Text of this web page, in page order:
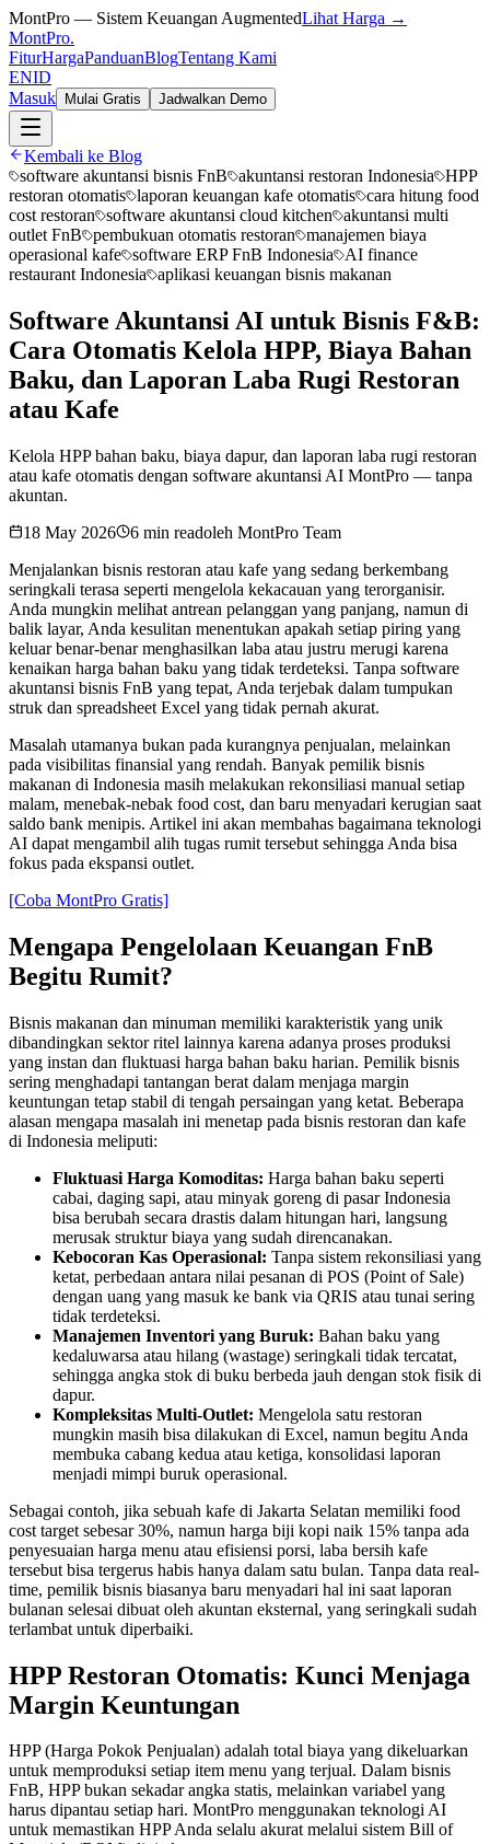
MontPro — Sistem Keuangan AugmentedLihat Harga →
MontPro.
FiturHargaPanduanBlogTentang Kami
ENID
Masuk
Mulai Gratis Jadwalkan Demo
Kembali ke Blog
software akuntansi bisnis FnB
akuntansi restoran Indonesia
HPP
restoran otomatis laporan keuangan kafe otomatis cara hitung food
cost restoran
software akuntansi cloud kitchen
akuntansi multi
outlet FnB
pembukuan otomatis restoran
manajemen biaya
operasional kafe software ERP FnB Indonesia
AI finance
restaurant Indonesia
aplikasi keuangan bisnis makanan
Software Akuntansi AI untuk Bisnis F&B:
Cara Otomatis Kelola HPP, Biaya Bahan
Baku, dan Laporan Laba Rugi Restoran
atau Kafe
Kelola HPP bahan baku, biaya dapur, dan laporan laba rugi restoran
atau kafe otomatis dengan software akuntansi AI MontPro — tanpa
akuntan.
18 May 2026
6 min readoleh MontPro Team
Menjalankan bisnis restoran atau kafe yang sedang berkembang
seringkali terasa seperti mengelola kekacauan yang terorganisir.
Anda mungkin melihat antrean pelanggan yang panjang, namun di
balik layar, Anda kesulitan menentukan apakah setiap piring yang
keluar benar-benar menghasilkan laba atau justru merugi karena
kenaikan harga bahan baku yang tidak terdeteksi. Tanpa software
akuntansi bisnis FnB yang tepat, Anda terjebak dalam tumpukan
struk dan spreadsheet Excel yang tidak pernah akurat.
Masalah utamanya bukan pada kurangnya penjualan, melainkan
pada visibilitas finansial yang rendah. Banyak pemilik bisnis
makanan di Indonesia masih melakukan rekonsiliasi manual setiap
malam, menebak-nebak food cost, dan baru menyadari kerugian saat
saldo bank menipis. Artikel ini akan membahas bagaimana teknologi
AI dapat mengambil alih tugas rumit tersebut sehingga Anda bisa
fokus pada ekspansi outlet.
[Coba MontPro Gratis]
Mengapa Pengelolaan Keuangan FnB
Begitu Rumit?
Bisnis makanan dan minuman memiliki karakteristik yang unik
dibandingkan sektor ritel lainnya karena adanya proses produksi
yang instan dan fluktuasi harga bahan baku harian. Pemilik bisnis
sering menghadapi tantangan berat dalam menjaga margin
keuntungan tetap stabil di tengah persaingan yang ketat. Beberapa
alasan mengapa masalah ini menetap pada bisnis restoran dan kafe
di Indonesia meliputi:
Fluktuasi Harga Komoditas: Harga bahan baku seperti
cabai, daging sapi, atau minyak goreng di pasar Indonesia
bisa berubah secara drastis dalam hitungan hari, langsung
merusak struktur biaya yang sudah direncanakan.
Kebocoran Kas Operasional: Tanpa sistem rekonsiliasi yang
ketat, perbedaan antara nilai pesanan di POS (Point of Sale)
dengan uang yang masuk ke bank via QRIS atau tunai sering
tidak terdeteksi.
Manajemen Inventori yang Buruk: Bahan baku yang
kedaluwarsa atau hilang (wastage) seringkali tidak tercatat,
sehingga angka stok di buku berbeda jauh dengan stok fisik di
dapur.
Kompleksitas Multi-Outlet: Mengelola satu restoran
mungkin masih bisa dilakukan di Excel, namun begitu Anda
membuka cabang kedua atau ketiga, konsolidasi laporan
menjadi mimpi buruk operasional.
Sebagai contoh, jika sebuah kafe di Jakarta Selatan memiliki food
cost target sebesar 30%, namun harga biji kopi naik 15% tanpa ada
penyesuaian harga menu atau efisiensi porsi, laba bersih kafe
tersebut bisa tergerus habis hanya dalam satu bulan. Tanpa data real-
time, pemilik bisnis biasanya baru menyadari hal ini saat laporan
bulanan selesai dibuat oleh akuntan eksternal, yang seringkali sudah
terlambat untuk diperbaiki.
HPP Restoran Otomatis: Kunci Menjaga
Margin Keuntungan
HPP (Harga Pokok Penjualan) adalah total biaya yang dikeluarkan
untuk memproduksi setiap item menu yang terjual. Dalam bisnis
FnB, HPP bukan sekadar angka statis, melainkan variabel yang
harus dipantau setiap hari. MontPro menggunakan teknologi AI
untuk memastikan HPP Anda selalu akurat melalui sistem Bill of